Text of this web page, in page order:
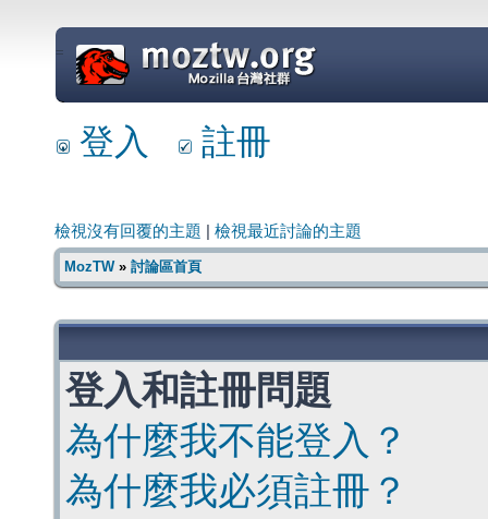
=
登入 註冊
檢視沒有回覆的主題 檢視最近討論的主題
MozTW» 討論區首頁
登入和註冊問題
為什麼我不能登入？
為什麼我必須註冊？